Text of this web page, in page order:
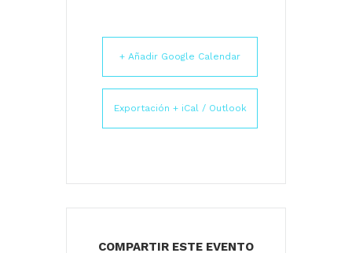
+ Añadir Google Calendar
Exportación + iCal / Outlook
COMPARTIR ESTE EVENTO